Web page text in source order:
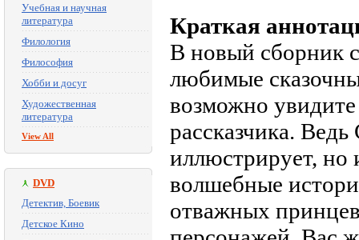
Учебная и научная
литература
Филология
Философия
Хобби и досуг
Художественная
литература
View All
DVD
Детектив, Боевик
Детское Кино
Краткая
В новый сборник
любимые
возможно
рассказчика.
иллюстрирует, но
волшебные
отважных